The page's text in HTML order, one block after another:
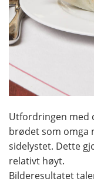
Utfordringen med
brødet som omga
sidelystet. Dette
relativt høyt.
Bilderesultatet